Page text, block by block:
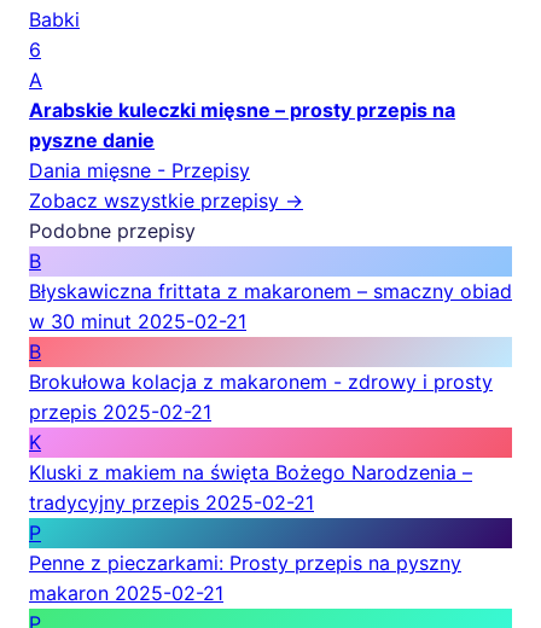
Babki
6
A
Arabskie kuleczki mięsne – prosty przepis na
pyszne danie
Dania mięsne - Przepisy
Zobacz wszystkie przepisy →
Podobne przepisy
B
Błyskawiczna frittata z makaronem – smaczny obiad
w 30 minut 2025-02-21
B
Brokułowa kolacja z makaronem - zdrowy i prosty
przepis 2025-02-21
K
Kluski z makiem na święta Bożego Narodzenia –
tradycyjny przepis 2025-02-21
P
Penne z pieczarkami: Prosty przepis na pyszny
makaron 2025-02-21